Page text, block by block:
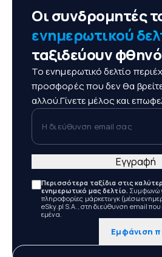
Οι συνδρομητές
ενημερωτικού
ταξιδεύουν
Το ενημερωτικό δελτίο
προσφορές που δεν θα
αλλού.Γίνετε μέλος και
Η διεύθυνση email σας
Περισσότερα ταξίδια στις
ενημερωτικό μας δελτίο. Συμφωνώ
πληροφορίες μάρκετινγκ (μέσω
eSky.pl S.A., στη διεύθυνση email
εμένα.
Εμφάνιση
Εγγραφή